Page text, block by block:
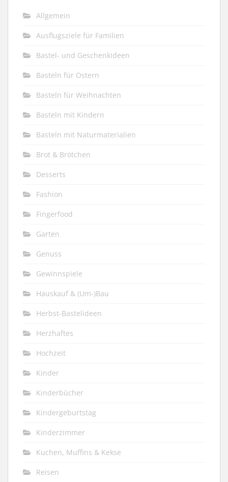
Allgemein
Ausflugsziele für Familien
Bastel- und Geschenkideen
Basteln für Ostern
Basteln für Weihnachten
Basteln mit Kindern
Basteln mit Naturmaterialien
Brot & Brötchen
Desserts
Fashion
Fingerfood
Garten
Genuss
Gewinnspiele
Hauskauf & (Um-)Bau
Herbst-Bastelideen
Herzhaftes
Hochzeit
Kinder
Kinderbücher
Kindergeburtstag
Kinderzimmer
Kuchen, Muffins & Kekse
Reisen